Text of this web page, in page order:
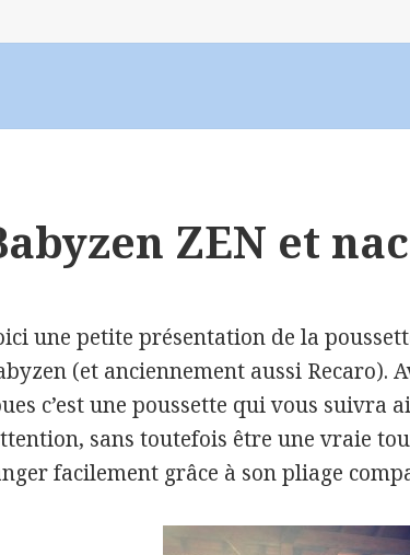
ZEN et
une petite présentation de la
(et anciennement aussi Recaro).
c’est une poussette qui vous suivra
sans toutefois être une vraie
facilement grâce à son pliage